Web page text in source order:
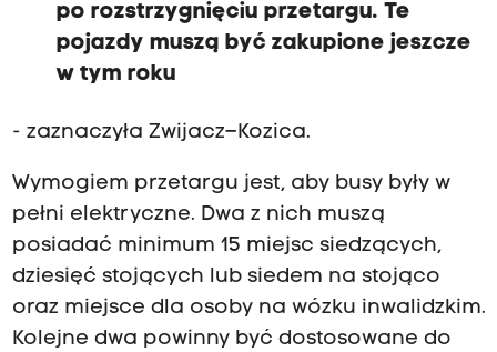
po rozstrzygnięciu przetargu. Te
pojazdy muszą być zakupione jeszcze
w tym roku
- zaznaczyła Zwijacz–Kozica.
Wymogiem przetargu jest, aby busy były w
pełni elektryczne. Dwa z nich muszą
posiadać minimum 15 miejsc siedzących,
dziesięć stojących lub siedem na stojąco
oraz miejsce dla osoby na wózku inwalidzkim.
Kolejne dwa powinny być dostosowane do